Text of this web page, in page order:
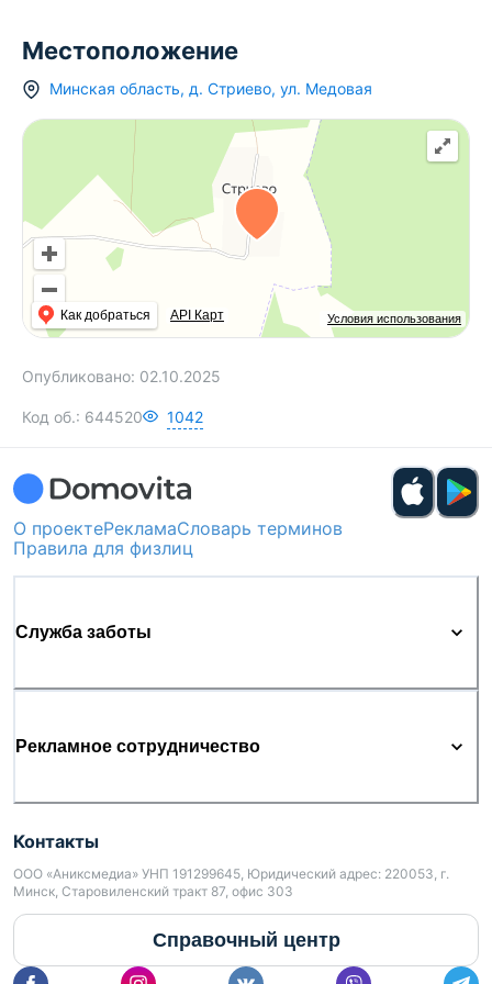
государственные банки. Звоните! Ответим на все
интересующие вопросы. Согласуем время
Местоположение
Минская область, д. Стриево, ул. Медовая
Условия использования
Как добраться API Карт
Опубликовано: 02.10.2025
Код об.: 644520 1042
О проектеРекламаСловарь терминов
Правила для физлиц
Служба заботы
Рекламное сотрудничество
Контакты
ООО «Аниксмедиа» УНП 191299645, Юридический адрес: 220053, г.
Минск, Старовиленский тракт 87, офис 303
Справочный центр